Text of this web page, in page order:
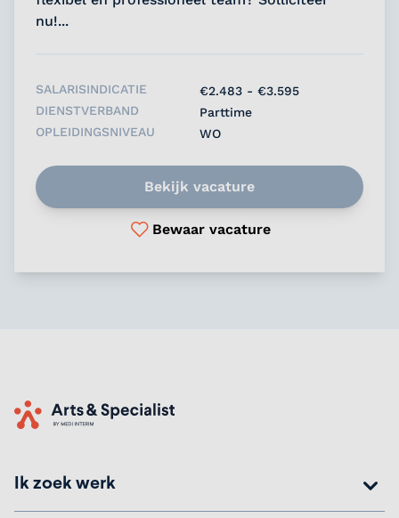
nu!...
SALARISINDICATIE
€2.483 - €3.595
DIENSTVERBAND
Parttime
OPLEIDINGSNIVEAU
WO
Bekijk vacature
Bewaar vacature
Home
Ik zoek werk